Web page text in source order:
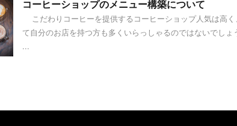
コーヒーショップのメニュー構築について
こだわりコーヒーを提供するコーヒーショップ人気は高く
て自分のお店を持つ方も多くいらっしゃるのではないでし
...